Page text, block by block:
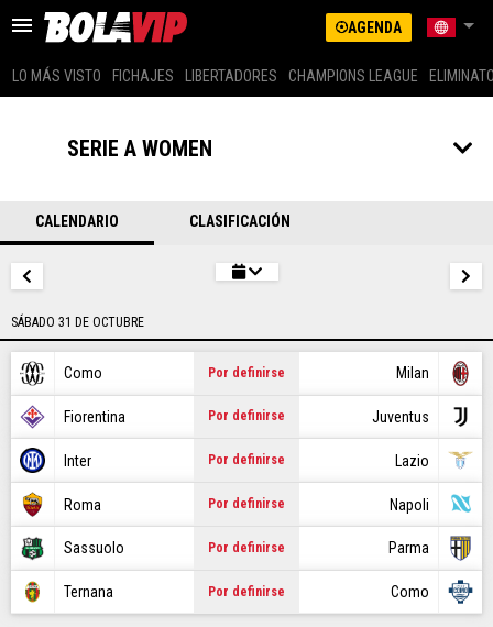
AGENDA
FICHAJES
LIBERTADORES
CHAMPIONS LEAGUE
ELIMINATORIAS
MESSI
CR7
NBA
GAMER
US LATINO (SPANISH)
LO MÁS VISTO FICHAJES LIBERTADORES CHAMPIONS LEAGUE
SERIE A WOMEN
CALENDARIO CLASIFICACIÓN
SÁBADO 31 DE OCTUBRE
Como Por definirse Milan
Fiorentina Por definirse Juventus
Inter Por definirse Lazio
Roma Por definirse Napoli
Sassuolo Por definirse Parma
Ternana Por definirse Como